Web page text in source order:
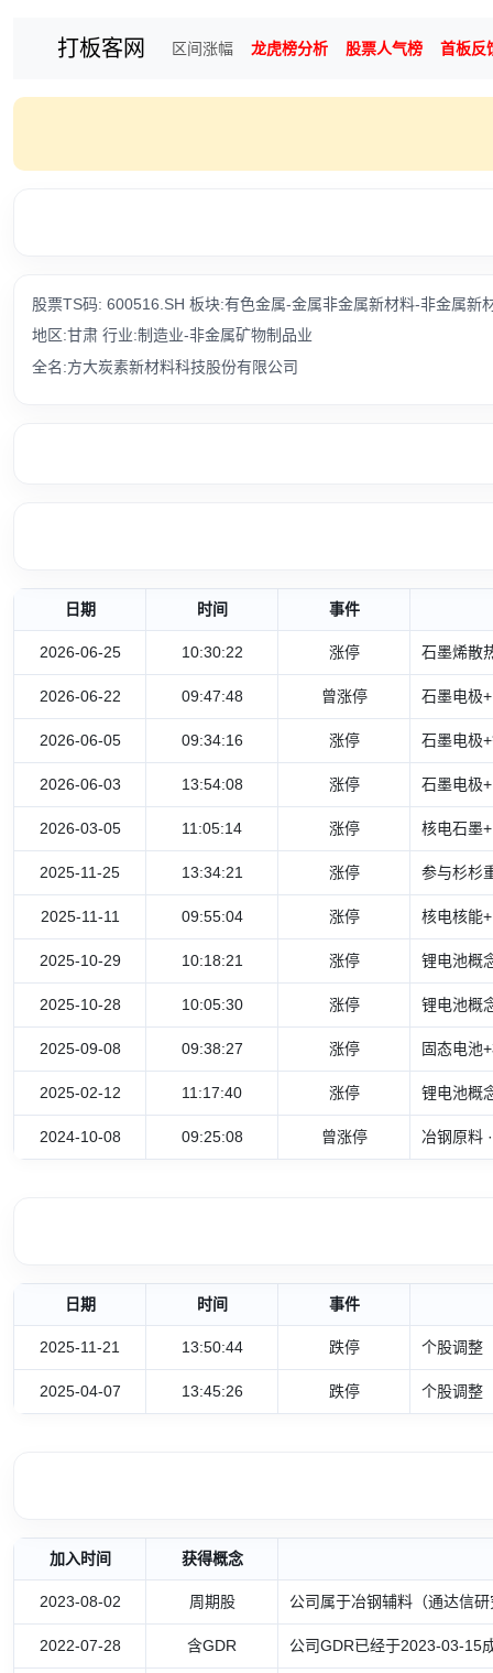
打板客网 区间涨幅 龙虎榜分析 股票人气榜 首板反
股票TS码: 600516.SH 板块:有色金属-金属非金属新材料-非金属新
地区:甘肃 行业:制造业-非金属矿物制品业
全名:方大炭素新材料科技股份有限公司
日期 时间 事件
2026-06-25 10:30:22 涨停 石墨烯散
2026-06-22 09:47:48 曾涨停 石墨电极
2026-06-05 09:34:16 涨停 石墨电极
2026-06-03 13:54:08 涨停 石墨电极
2026-03-05 11:05:14 涨停 核电石墨
2025-11-25 13:34:21 涨停 参与杉杉
2025-11-11 09:55:04 涨停 核电核能
2025-10-29 10:18:21 涨停 锂电池概
2025-10-28 10:05:30 涨停 锂电池概
2025-09-08 09:38:27 涨停 固态电池
2025-02-12 11:17:40 涨停 锂电池概
2024-10-08 09:25:08 曾涨停 冶钢原料
日期 时间 事件
2025-11-21 13:50:44 跌停 个股调整
2025-04-07 13:45:26 跌停 个股调整
加入时间 获得概念
2023-08-02 周期股 公司属于冶钢辅料（通达信
2022-07-28 含GDR 公司GDR已经于2023-03-15